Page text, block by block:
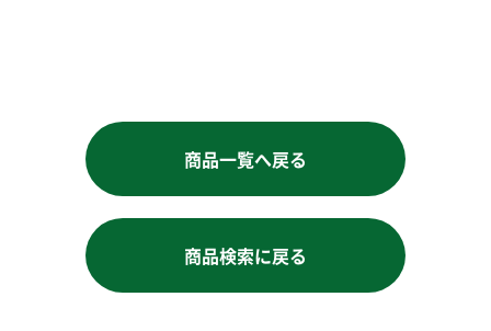
商品一覧へ戻る
商品検索に戻る